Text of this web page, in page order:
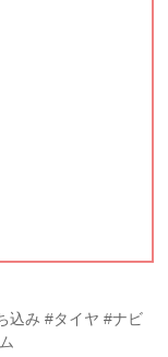
込み #タイヤ #ナビ